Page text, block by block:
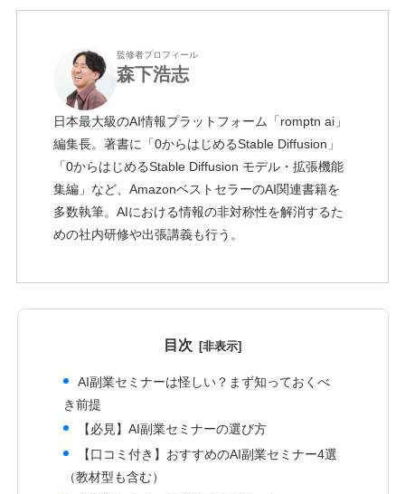
監修者プロフィール
森下浩志
日本最大級のAI情報プラットフォーム「romptn ai」
編集長。著書に「0からはじめるStable Diffusion」
「0からはじめるStable Diffusion モデル・拡張機能
集編」など、AmazonベストセラーのAI関連書籍を
多数執筆。AIにおける情報の非対称性を解消するた
めの社内研修や出張講義も行う。
目次
AI副業セミナーは怪しい？まず知っておくべ
き前提
【必見】AI副業セミナーの選び方
【口コミ付き】おすすめのAI副業セミナー4選
（教材型も含む）